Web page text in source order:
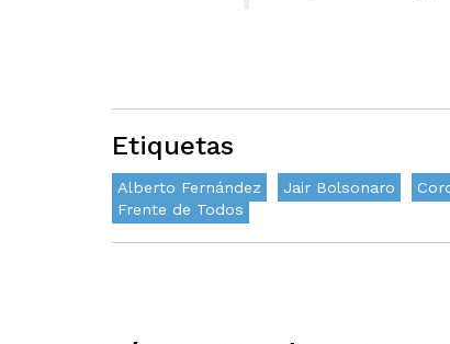
Etiquetas
Alberto Fernández Jair Bolsonaro
Frente de Todos